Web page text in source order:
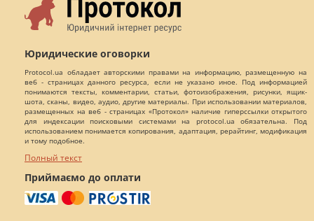
Юридические оговорки
Protocol.ua обладает авторскими правами на информацию, размещенную на
веб - страницах данного ресурса, если не указано иное. Под информацией
понимаются тексты, комментарии, статьи, фотоизображения, рисунки, ящик-
шота, сканы, видео, аудио, другие материалы. При использовании материалов,
размещенных на веб - страницах «Протокол» наличие гиперссылки открытого
для индексации поисковыми системами на protocol.ua обязательна. Под
использованием понимается копирования, адаптация, рерайтинг, модификация
и тому подобное.
Полный текст
Приймаємо до оплати